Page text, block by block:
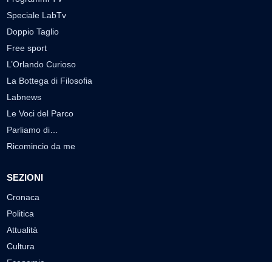
Speciale LabTv
Doppio Taglio
Free sport
L’Orlando Curioso
La Bottega di Filosofia
Labnews
Le Voci del Parco
Parliamo di…
Ricomincio da me
SEZIONI
Cronaca
Politica
Attualità
Cultura